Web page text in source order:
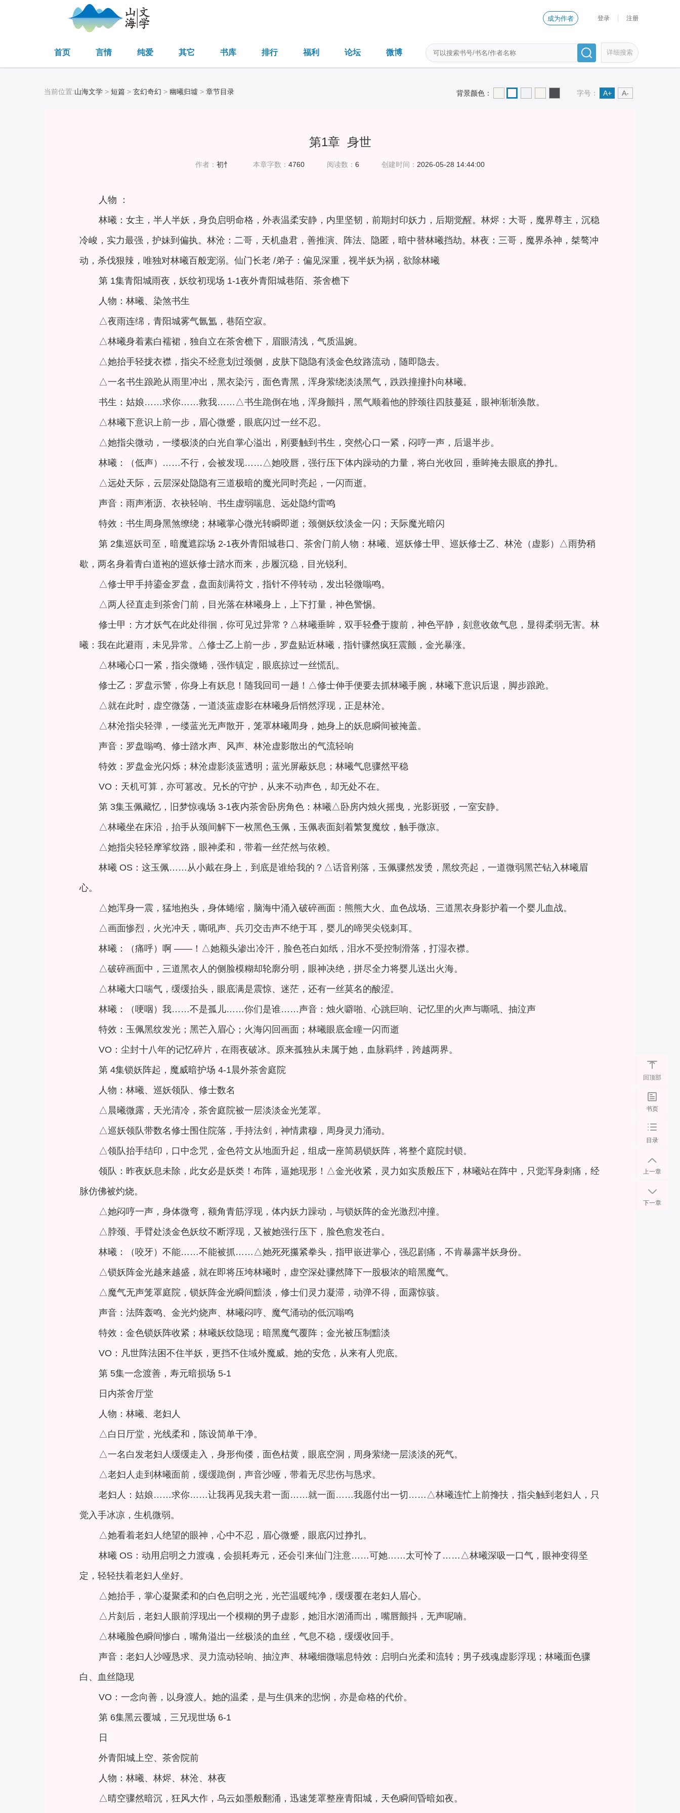
成为作者 登录 注册
首页 言情 纯爱 其它 书库 排行 福利 论坛 微博 详细搜索
当前位置:山海文学 > 短篇 > 玄幻奇幻 > 幽曦归墟 > 章节目录 背景颜色： 字号： A+ A-
回顶部
书页
目录
上一章
下一章
第1章 身世
作者： 初忄 本章字数： 4760 阅读数： 6 创建时间： 2026-05-28 14:44:00
人物 ：
林曦：女主，半人半妖，身负启明命格，外表温柔安静，内里坚韧，前期封印妖力，后期觉醒。林烬：大哥，魔界尊主，沉稳
冷峻，实力最强，护妹到偏执。林沧：二哥，天机蛊君，善推演、阵法、隐匿，暗中替林曦挡劫。林夜：三哥，魔界杀神，桀骜冲
动，杀伐狠辣，唯独对林曦百般宠溺。仙门长老 /弟子：偏见深重，视半妖为祸，欲除林曦
第 1集青阳城雨夜，妖纹初现场 1-1夜外青阳城巷陌、茶舍檐下
人物：林曦、染煞书生
△夜雨连绵，青阳城雾气氤氲，巷陌空寂。
△林曦身着素白襦裙，独自立在茶舍檐下，眉眼清浅，气质温婉。
△她抬手轻拢衣襟，指尖不经意划过颈侧，皮肤下隐隐有淡金色纹路流动，随即隐去。
△一名书生踉跄从雨里冲出，黑衣染污，面色青黑，浑身萦绕淡淡黑气，跌跌撞撞扑向林曦。
书生：姑娘……求你……救我……△书生跪倒在地，浑身颤抖，黑气顺着他的脖颈往四肢蔓延，眼神渐渐涣散。
△林曦下意识上前一步，眉心微蹙，眼底闪过一丝不忍。
△她指尖微动，一缕极淡的白光自掌心溢出，刚要触到书生，突然心口一紧，闷哼一声，后退半步。
林曦：（低声）……不行，会被发现……△她咬唇，强行压下体内躁动的力量，将白光收回，垂眸掩去眼底的挣扎。
△远处天际，云层深处隐隐有三道极暗的魔光同时亮起，一闪而逝。
声音：雨声淅沥、衣袂轻响、书生虚弱喘息、远处隐约雷鸣
特效：书生周身黑煞缭绕；林曦掌心微光转瞬即逝；颈侧妖纹淡金一闪；天际魔光暗闪
第 2集巡妖司至，暗魔遮踪场 2-1夜外青阳城巷口、茶舍门前人物：林曦、巡妖修士甲、巡妖修士乙、林沧（虚影）△雨势稍
歇，两名身着青白道袍的巡妖修士踏水而来，步履沉稳，目光锐利。
△修士甲手持鎏金罗盘，盘面刻满符文，指针不停转动，发出轻微嗡鸣。
△两人径直走到茶舍门前，目光落在林曦身上，上下打量，神色警惕。
修士甲：方才妖气在此处徘徊，你可见过异常？△林曦垂眸，双手轻叠于腹前，神色平静，刻意收敛气息，显得柔弱无害。林
曦：我在此避雨，未见异常。△修士乙上前一步，罗盘贴近林曦，指针骤然疯狂震颤，金光暴涨。
△林曦心口一紧，指尖微蜷，强作镇定，眼底掠过一丝慌乱。
修士乙：罗盘示警，你身上有妖息！随我回司一趟！△修士伸手便要去抓林曦手腕，林曦下意识后退，脚步踉跄。
△就在此时，虚空微荡，一道淡蓝虚影在林曦身后悄然浮现，正是林沧。
△林沧指尖轻弹，一缕蓝光无声散开，笼罩林曦周身，她身上的妖息瞬间被掩盖。
声音：罗盘嗡鸣、修士踏水声、风声、林沧虚影散出的气流轻响
特效：罗盘金光闪烁；林沧虚影淡蓝透明；蓝光屏蔽妖息；林曦气息骤然平稳
VO：天机可算，亦可篡改。兄长的守护，从来不动声色，却无处不在。
第 3集玉佩藏忆，旧梦惊魂场 3-1夜内茶舍卧房角色：林曦△卧房内烛火摇曳，光影斑驳，一室安静。
△林曦坐在床沿，抬手从颈间解下一枚黑色玉佩，玉佩表面刻着繁复魔纹，触手微凉。
△她指尖轻轻摩挲纹路，眼神柔和，带着一丝茫然与依赖。
林曦 OS：这玉佩……从小戴在身上，到底是谁给我的？△话音刚落，玉佩骤然发烫，黑纹亮起，一道微弱黑芒钻入林曦眉
心。
△她浑身一震，猛地抱头，身体蜷缩，脑海中涌入破碎画面：熊熊大火、血色战场、三道黑衣身影护着一个婴儿血战。
△画面惨烈，火光冲天，嘶吼声、兵刃交击声不绝于耳，婴儿的啼哭尖锐刺耳。
林曦：（痛呼）啊 ——！△她额头渗出冷汗，脸色苍白如纸，泪水不受控制滑落，打湿衣襟。
△破碎画面中，三道黑衣人的侧脸模糊却轮廓分明，眼神决绝，拼尽全力将婴儿送出火海。
△林曦大口喘气，缓缓抬头，眼底满是震惊、迷茫，还有一丝莫名的酸涩。
林曦：（哽咽）我……不是孤儿……你们是谁……声音：烛火噼啪、心跳巨响、记忆里的火声与嘶吼、抽泣声
特效：玉佩黑纹发光；黑芒入眉心；火海闪回画面；林曦眼底金瞳一闪而逝
VO：尘封十八年的记忆碎片，在雨夜破冰。原来孤独从未属于她，血脉羁绊，跨越两界。
第 4集锁妖阵起，魔威暗护场 4-1晨外茶舍庭院
人物：林曦、巡妖领队、修士数名
△晨曦微露，天光清冷，茶舍庭院被一层淡淡金光笼罩。
△巡妖领队带数名修士围住院落，手持法剑，神情肃穆，周身灵力涌动。
△领队抬手结印，口中念咒，金色符文从地面升起，组成一座简易锁妖阵，将整个庭院封锁。
领队：昨夜妖息未除，此女必是妖类！布阵，逼她现形！△金光收紧，灵力如实质般压下，林曦站在阵中，只觉浑身刺痛，经
脉仿佛被灼烧。
△她闷哼一声，身体微弯，额角青筋浮现，体内妖力躁动，与锁妖阵的金光激烈冲撞。
△脖颈、手臂处淡金色妖纹不断浮现，又被她强行压下，脸色愈发苍白。
林曦：（咬牙）不能……不能被抓……△她死死攥紧拳头，指甲嵌进掌心，强忍剧痛，不肯暴露半妖身份。
△锁妖阵金光越来越盛，就在即将压垮林曦时，虚空深处骤然降下一股极浓的暗黑魔气。
△魔气无声笼罩庭院，锁妖阵金光瞬间黯淡，修士们灵力凝滞，动弹不得，面露惊骇。
声音：法阵轰鸣、金光灼烧声、林曦闷哼、魔气涌动的低沉嗡鸣
特效：金色锁妖阵收紧；林曦妖纹隐现；暗黑魔气覆阵；金光被压制黯淡
VO：凡世阵法困不住半妖，更挡不住域外魔威。她的安危，从来有人兜底。
第 5集一念渡善，寿元暗损场 5-1
日内茶舍厅堂
人物：林曦、老妇人
△白日厅堂，光线柔和，陈设简单干净。
△一名白发老妇人缓缓走入，身形佝偻，面色枯黄，眼底空洞，周身萦绕一层淡淡的死气。
△老妇人走到林曦面前，缓缓跪倒，声音沙哑，带着无尽悲伤与恳求。
老妇人：姑娘……求你……让我再见我夫君一面……就一面……我愿付出一切……△林曦连忙上前搀扶，指尖触到老妇人，只
觉入手冰凉，生机微弱。
△她看着老妇人绝望的眼神，心中不忍，眉心微蹙，眼底闪过挣扎。
林曦 OS：动用启明之力渡魂，会损耗寿元，还会引来仙门注意……可她……太可怜了……△林曦深吸一口气，眼神变得坚
定，轻轻扶着老妇人坐好。
△她抬手，掌心凝聚柔和的白色启明之光，光芒温暖纯净，缓缓覆在老妇人眉心。
△片刻后，老妇人眼前浮现出一个模糊的男子虚影，她泪水汹涌而出，嘴唇颤抖，无声呢喃。
△林曦脸色瞬间惨白，嘴角溢出一丝极淡的血丝，气息不稳，缓缓收回手。
声音：老妇人沙哑恳求、灵力流动轻响、抽泣声、林曦细微喘息特效：启明白光柔和流转；男子残魂虚影浮现；林曦面色骤
白、血丝隐现
VO：一念向善，以身渡人。她的温柔，是与生俱来的悲悯，亦是命格的代价。
第 6集黑云覆城，三兄现世场 6-1
日
外青阳城上空、茶舍院前
人物：林曦、林烬、林沧、林夜
△晴空骤然暗沉，狂风大作，乌云如墨般翻涌，迅速笼罩整座青阳城，天色瞬间昏暗如夜。